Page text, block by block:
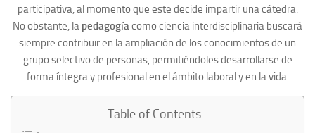
participativa, al momento que este decide impartir una cátedra.
No obstante, la pedagogíacomo ciencia interdisciplinaria buscará
siempre contribuir en la ampliación de los conocimientos de un
grupo selectivo de personas, permitiéndoles desarrollarse de
forma íntegra y profesional en el ámbito laboral y en la vida.
Table of Contents